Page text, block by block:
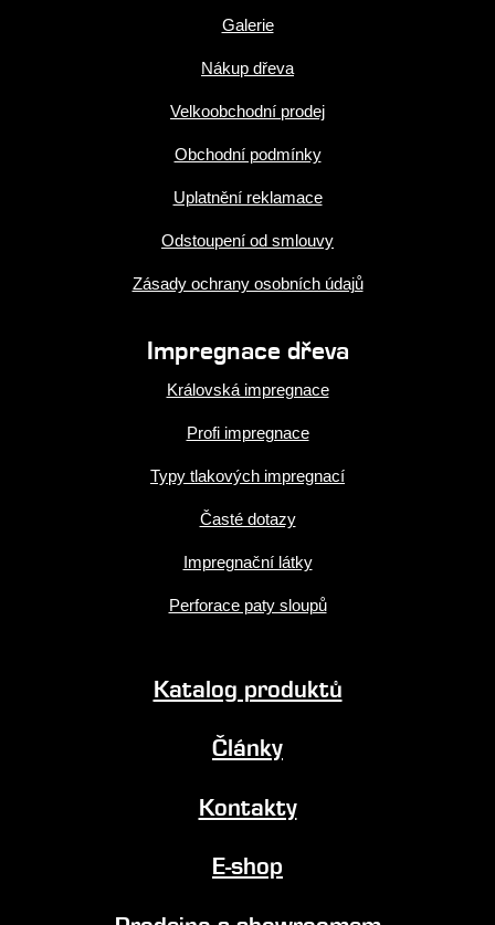
Galerie
Nákup dřeva
Velkoobchodní prodej
Obchodní podmínky
Uplatnění reklamace
Odstoupení od smlouvy
Zásady ochrany osobních údajů
Impregnace dřeva
Královská impregnace
Profi impregnace
Typy tlakových impregnací
Časté dotazy
Impregnační látky
Perforace paty sloupů
Katalog produktů
Články
Kontakty
E-shop